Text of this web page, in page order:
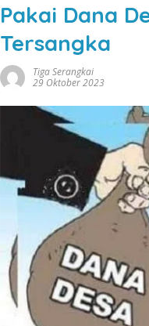
Pakai Dana
Tersangka
Tiga Serangkai
29 Oktober 2023